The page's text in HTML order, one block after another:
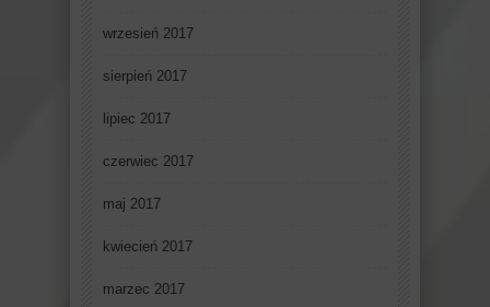
wrzesień 2017
sierpień 2017
lipiec 2017
czerwiec 2017
maj 2017
kwiecień 2017
marzec 2017